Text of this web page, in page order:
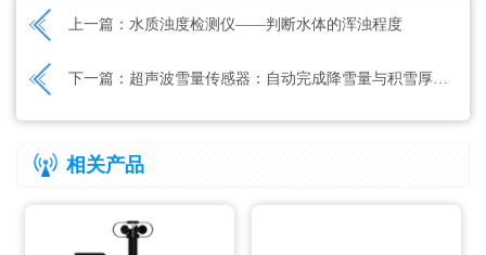
上一篇： 水质浊度检测仪——判断水体的浑浊程度
下一篇： 超声波雪量传感器：自动完成降雪量与积雪厚度的监测
相关产品